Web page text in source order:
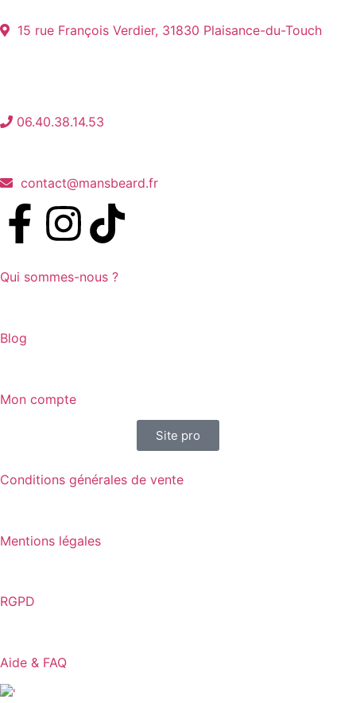
15 rue François Verdier, 31830 Plaisance-du-Touch
06.40.38.14.53
contact@mansbeard.fr
Qui sommes-nous ?
Blog
Mon compte
Site pro
Conditions générales de vente
Mentions légales
RGPD
Aide & FAQ